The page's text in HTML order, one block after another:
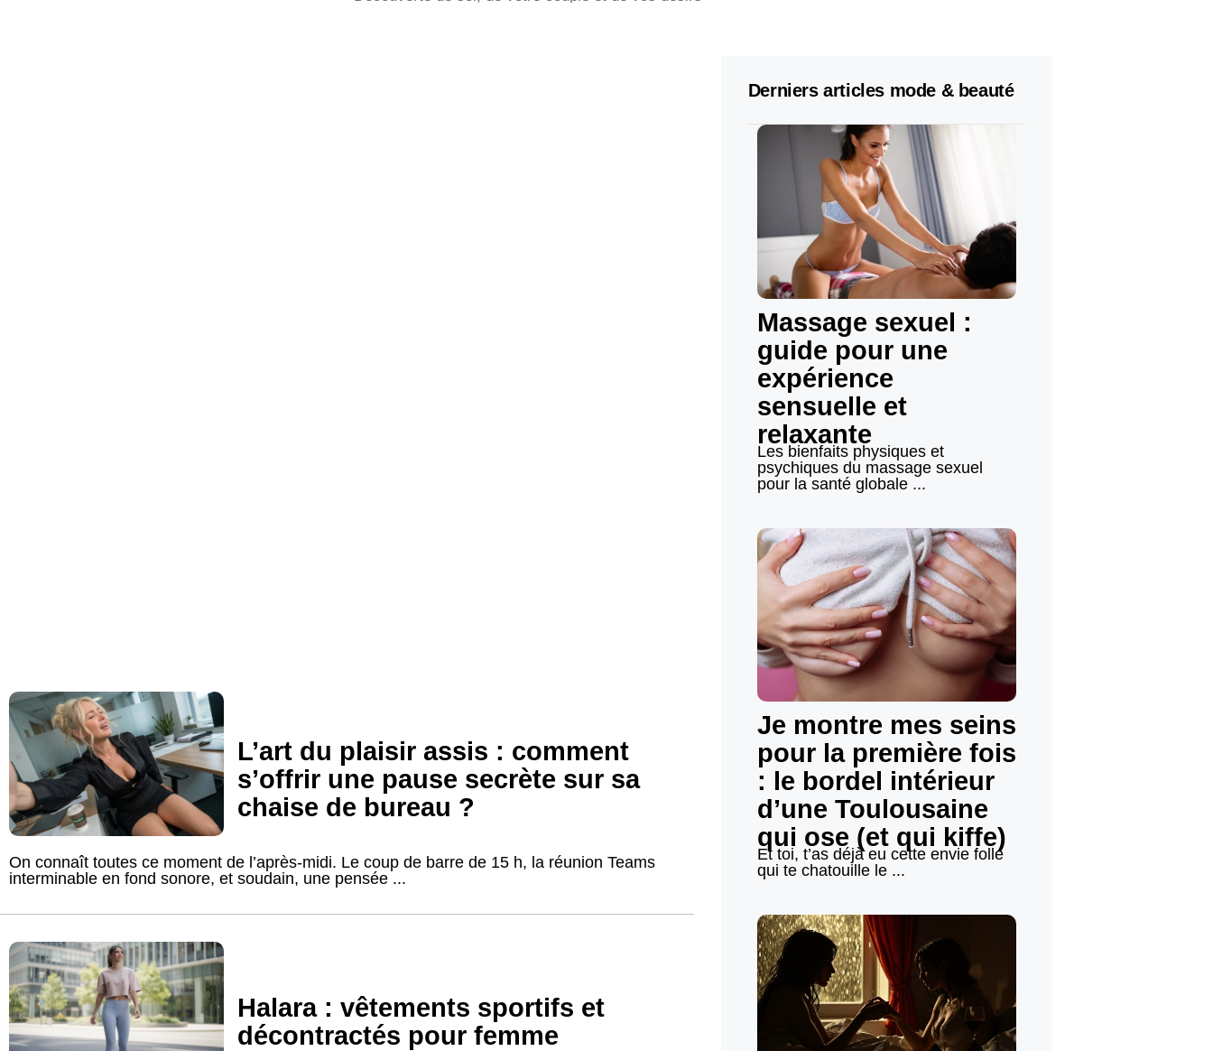
L’art du plaisir assis : comment
s’offrir une pause secrète sur sa
chaise de bureau ?
On connaît toutes ce moment de l’après-midi. Le coup de barre de 15 h, la réunion Teams
interminable en fond sonore, et soudain, une pensée ...
Halara : vêtements sportifs et
décontractés pour femme
Derniers articles mode & beauté
Massage sexuel :
guide pour une
expérience
sensuelle et
relaxante
Les bienfaits physiques et
psychiques du massage sexuel
pour la santé globale ...
Je montre mes seins
pour la première fois
: le bordel intérieur
d’une Toulousaine
qui ose (et qui kiffe)
Et toi, t’as déjà eu cette envie folle
qui te chatouille le ...